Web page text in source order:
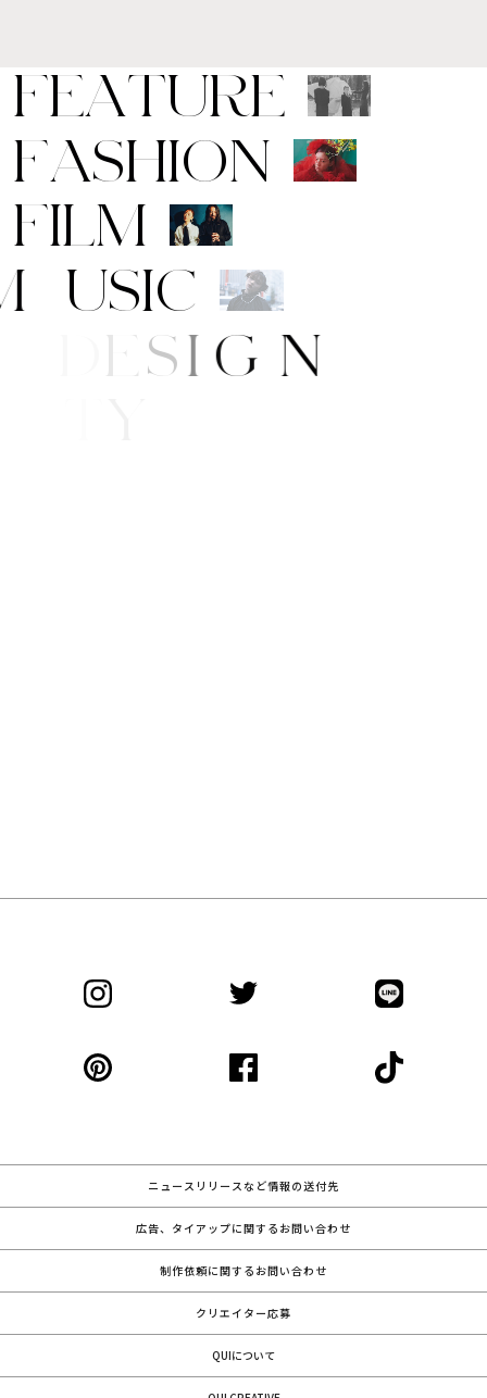
FEATURE
FASHION
FILM
M USIC
T/D ES IG
ニュースリリースなど情報の送付先
広告、タイアップに関するお問い合わせ
制作依頼に関するお問い合わせ
クリエイター応募
QUIについて